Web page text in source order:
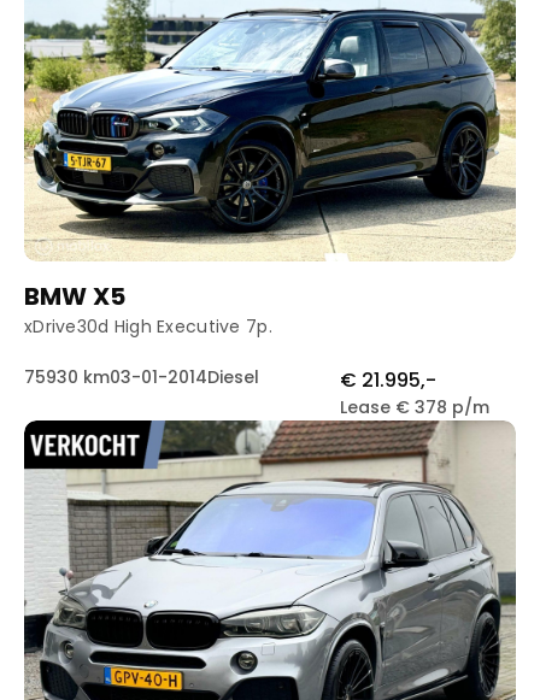
BMW X5
xDrive30d High Executive 7p.
75930 km03-01-2014Diesel € 21.995,-
Lease € 378 p/m